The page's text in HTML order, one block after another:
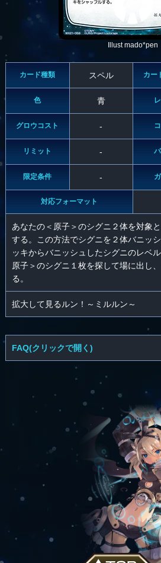
Illust mado*pen
カード種類 スペル カー
色 青
グロウコスト -
リミット -
限定条件 -
対応フォーマット
あなたの＜原子＞のシグニ２体を対象
する。この方法でシグニを２体バニッ
ッキからバニッシュしたシグニのレベ
原子＞のシグニ１枚を探して場に出し
る。
拡大して見るルン！～ミルルン～
FAQ(クリックで開く)